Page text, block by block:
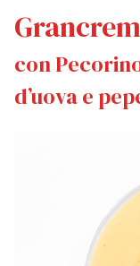
RASSEGNA
VALORI
SHOWROOM
LAVORA CON NOI
con
d’uova e